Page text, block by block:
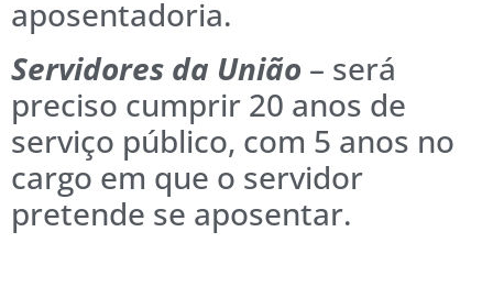
aposentadoria.
Servidores da União – será
preciso cumprir 20 anos de
serviço público, com 5 anos no
cargo em que o servidor
pretende se aposentar.